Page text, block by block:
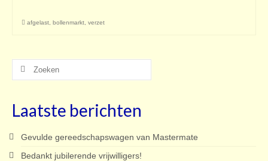
afgelast bollenmarkt verzet
Zoeken
Laatste berichten
Gevulde gereedschapswagen van Mastermate
Bedankt jubilerende vrijwilligers!